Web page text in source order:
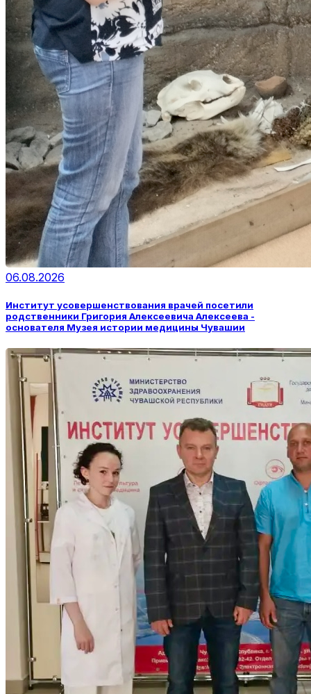
06.08.2026
Институт усовершенствования врачей посетили
родственники Григория Алексеевича Алексеева -
основателя Музея истории медицины Чувашии